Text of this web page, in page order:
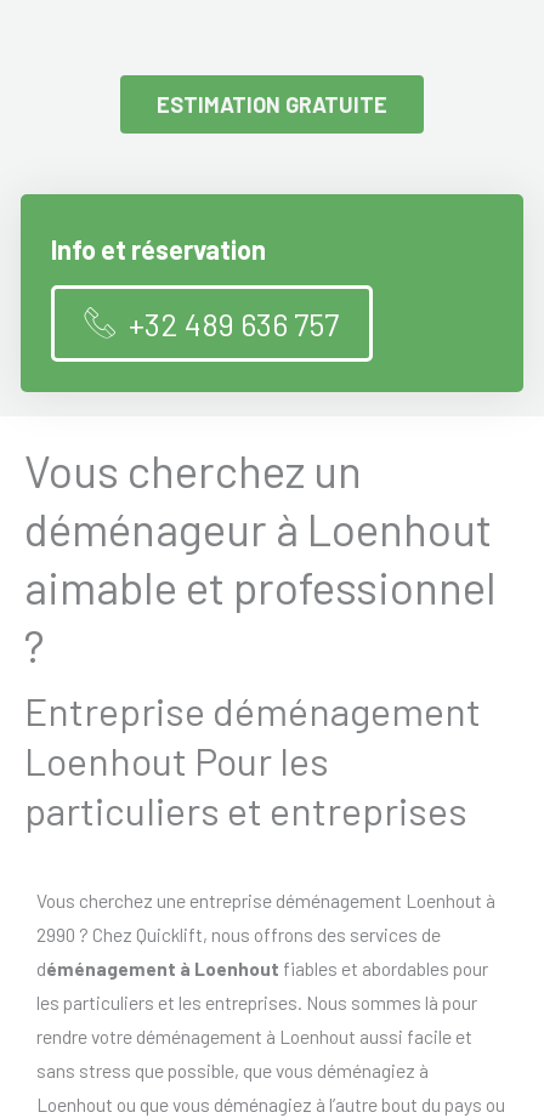
ESTIMATION GRATUITE
Info et réservation
+32 489 636 757
Vous cherchez un
déménageur à Loenhout
aimable et professionnel
?
Entreprise déménagement
Loenhout Pour les
particuliers et entreprises
Vous cherchez une entreprise déménagement Loenhout à
2990 ? Chez Quicklift, nous offrons des services de
déménagement à Loenhout fiables et abordables pour
les particuliers et les entreprises. Nous sommes là pour
rendre votre déménagement à Loenhout aussi facile et
sans stress que possible, que vous déménagiez à
Loenhout ou que vous déménagiez à l’autre bout du pays ou